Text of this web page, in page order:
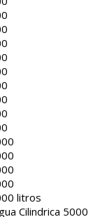
litros
Cilindrica 5000